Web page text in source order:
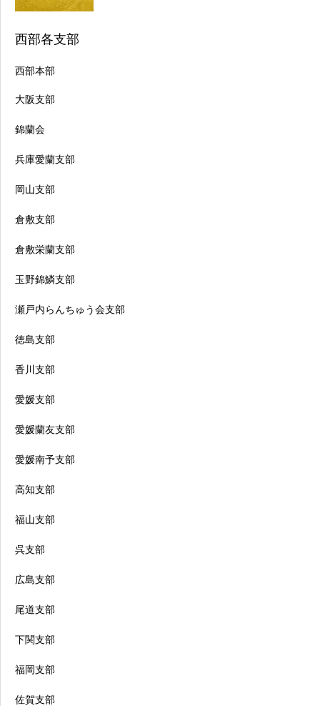
西部各支部
西部本部
大阪支部
錦蘭会
兵庫愛蘭支部
岡山支部
倉敷支部
倉敷栄蘭支部
玉野錦鱗支部
瀬戸内らんちゅう会支部
徳島支部
香川支部
愛媛支部
愛媛蘭友支部
愛媛南予支部
高知支部
福山支部
呉支部
広島支部
尾道支部
下関支部
福岡支部
佐賀支部